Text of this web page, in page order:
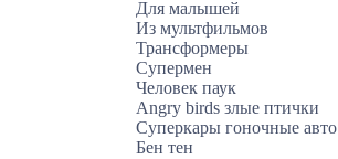
Для малышей
Из мультфильмов
Трансформеры
Супермен
Человек паук
Angry birds злые птички
Суперкары гоночные авто
Бен тен